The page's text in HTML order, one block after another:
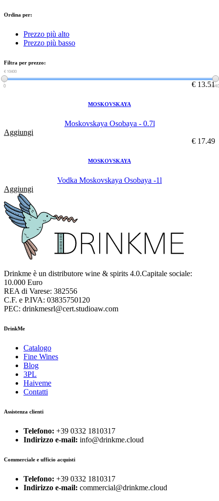
Ordina per:
Prezzo più alto
Prezzo più basso
Filtra per prezzo:
€ 0
€ 10400
0 € 13.51
MOSKOVSKAYA
Moskovskaya Osobaya - 0.7l
Aggiungi
€ 17.49
MOSKOVSKAYA
Vodka Moskovskaya Osobaya -1l
Aggiungi
Drinkme è un distributore wine & spirits 4.0.Capitale sociale:
10.000 Euro
REA di Varese: 382556
C.F. e P.IVA: 03835750120
PEC: drinkmesrl@cert.studioaw.com
DrinkMe
Catalogo
Fine Wines
Blog
3PL
Haiveme
Contatti
Assistenza clienti
Telefono: +39 0332 1810317
Indirizzo e-mail: info@drinkme.cloud
Commerciale e ufficio acquisti
Telefono: +39 0332 1810317
Indirizzo e-mail: commercial@drinkme.cloud